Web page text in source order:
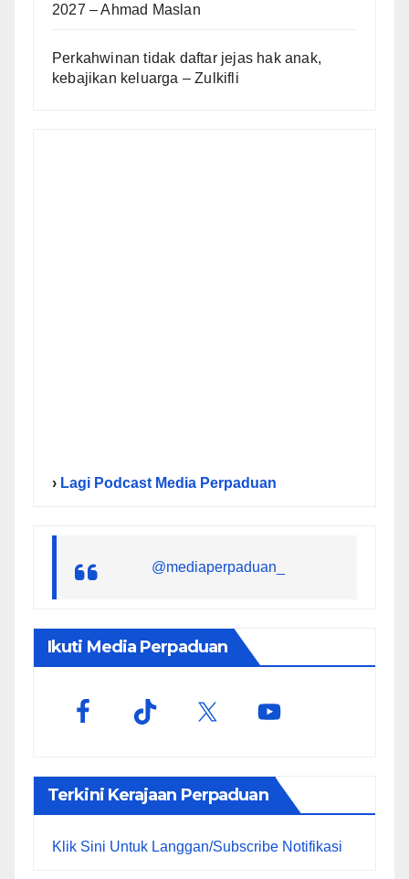
2027 – Ahmad Maslan
Perkahwinan tidak daftar jejas hak anak,
kebajikan keluarga – Zulkifli
› Lagi Podcast Media Perpaduan
@mediaperpaduan_
Ikuti Media Perpaduan
Terkini Kerajaan Perpaduan
Klik Sini Untuk Langgan/Subscribe Notifikasi